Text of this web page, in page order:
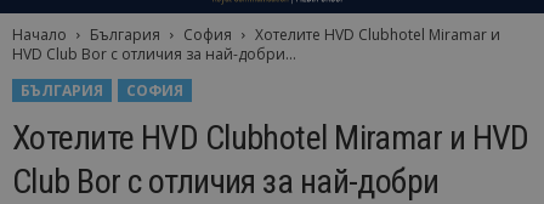
Начало България София
Хотелите HVD Clubhotel Miramar и
HVD Club Bor с отличия за най-добри...
БЪЛГАРИЯ
СОФИЯ
Хотелите HVD Clubhotel Miramar и HVD
Club Bor с отличия за най-добри